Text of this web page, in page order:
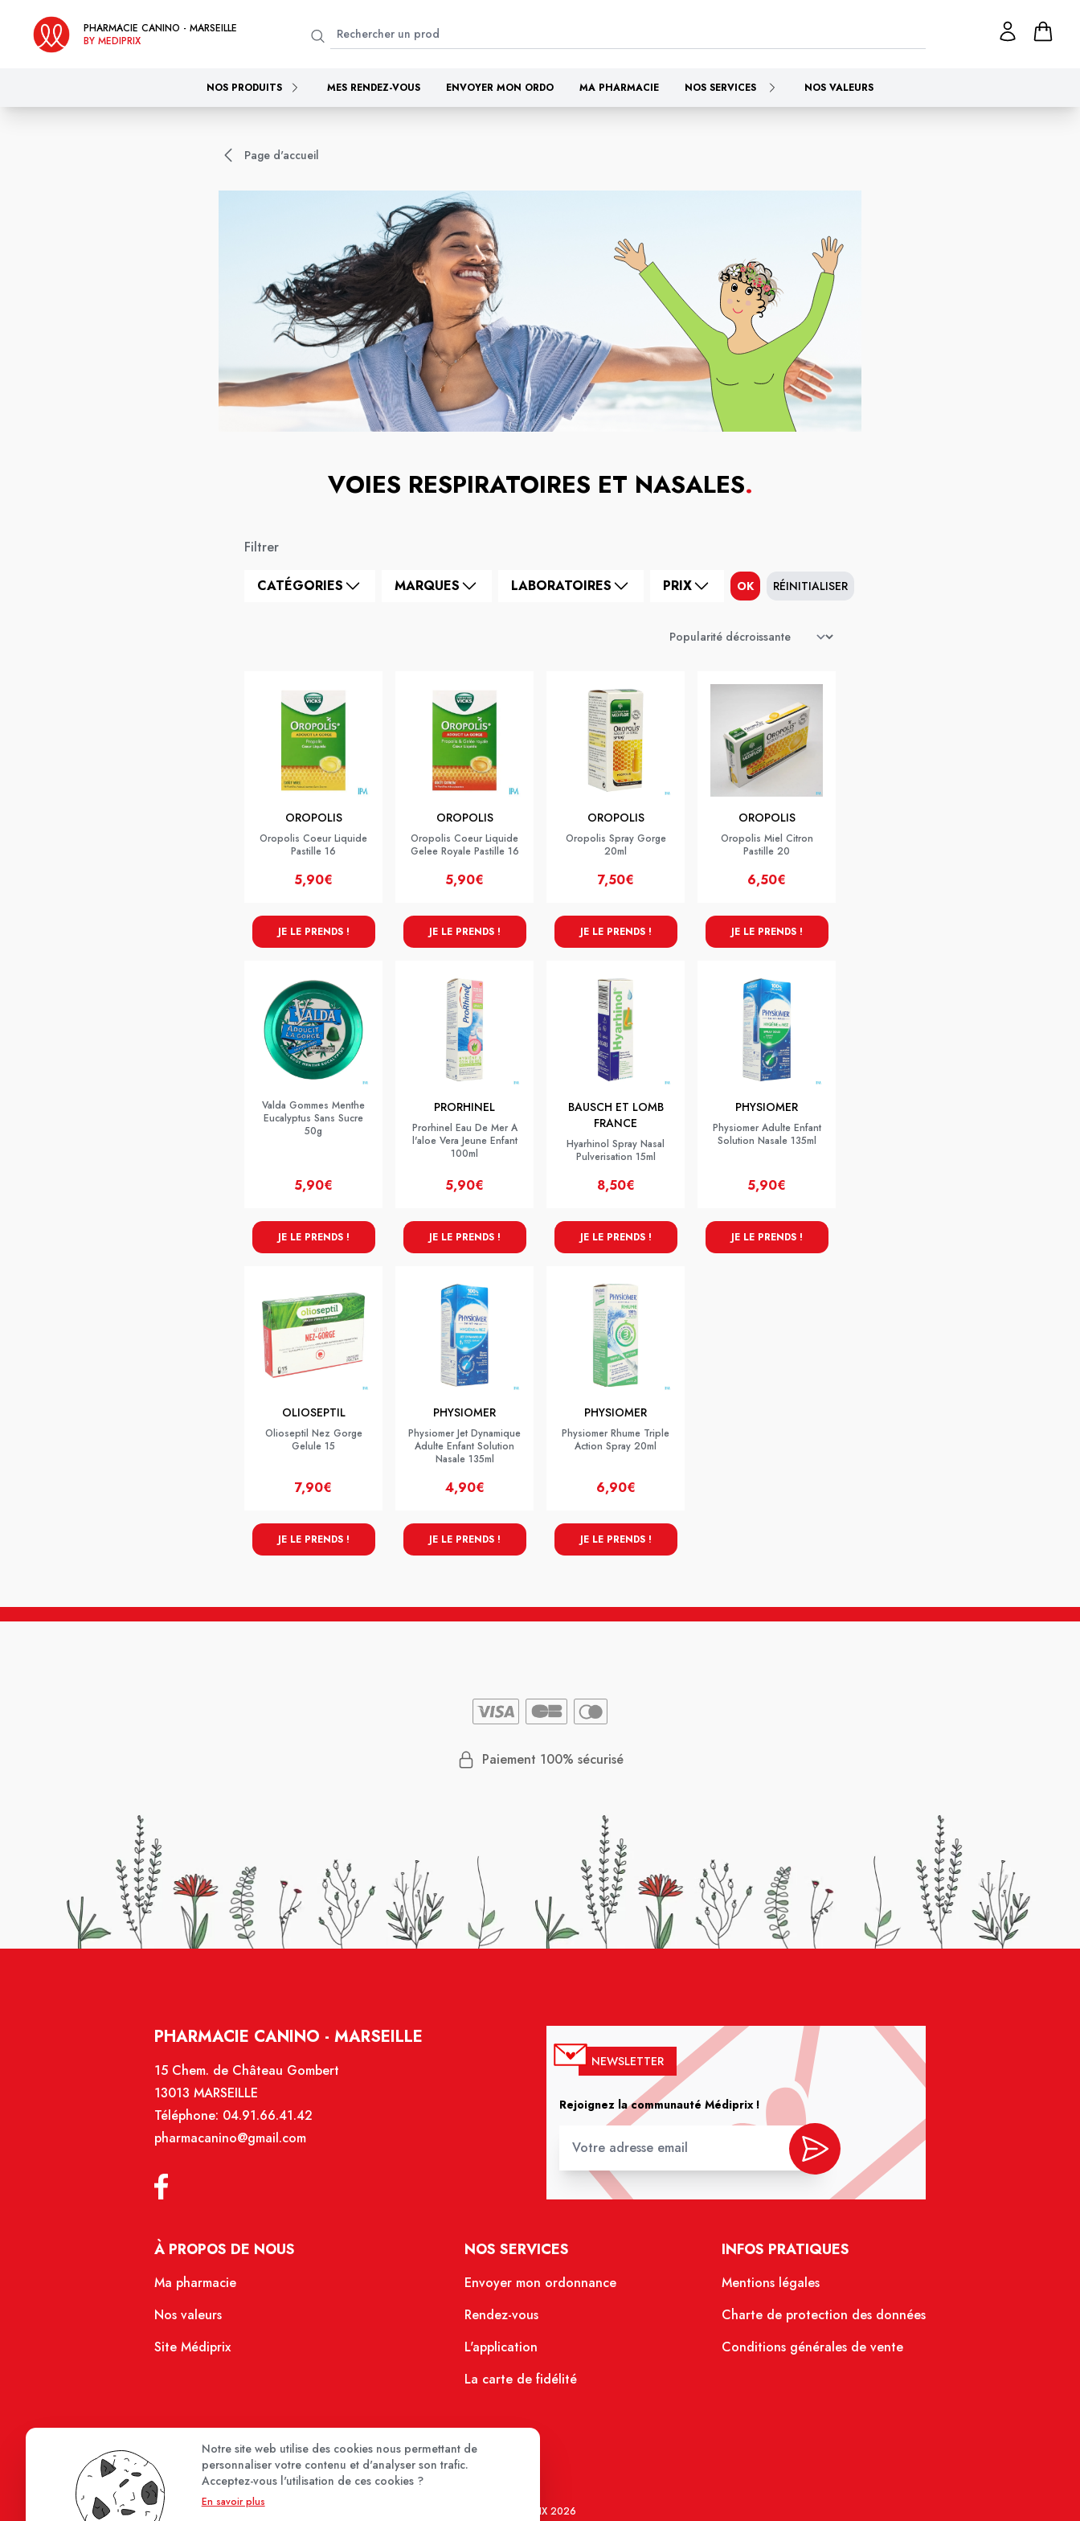
PHARMACIE CANINO - MARSEILLE
BY MEDIPRIX
NOS PRODUITS MES RENDEZ-VOUS ENVOYER MON ORDO MA PHARMACIE NOS SERVICES NOS VALEURS
Page d'accueil
VOIES RESPIRATOIRES ET NASALES.
Filtrer
CATÉGORIES MARQUES LABORATOIRES PRIX OK RÉINITIALISER
OROPOLIS
Oropolis Coeur Liquide
Pastille 16
5,90€
JE LE PRENDS !
OROPOLIS
Oropolis Coeur Liquide
Gelee Royale Pastille 16
5,90€
JE LE PRENDS !
OROPOLIS
Oropolis Spray Gorge
20ml
7,50€
JE LE PRENDS !
OROPOLIS
Oropolis Miel Citron
Pastille 20
6,50€
JE LE PRENDS !
Valda Gommes Menthe
Eucalyptus Sans Sucre
50g
5,90€
JE LE PRENDS !
PRORHINEL
Prorhinel Eau De Mer A
l'aloe Vera Jeune Enfant
100ml
5,90€
JE LE PRENDS !
BAUSCH ET LOMB
FRANCE
Hyarhinol Spray Nasal
Pulverisation 15ml
8,50€
JE LE PRENDS !
PHYSIOMER
Physiomer Adulte Enfant
Solution Nasale 135ml
5,90€
JE LE PRENDS !
OLIOSEPTIL
Olioseptil Nez Gorge
Gelule 15
7,90€
JE LE PRENDS !
PHYSIOMER
Physiomer Jet Dynamique
Adulte Enfant Solution
Nasale 135ml
4,90€
JE LE PRENDS !
PHYSIOMER
Physiomer Rhume Triple
Action Spray 20ml
6,90€
JE LE PRENDS !
Paiement 100% sécurisé
PHARMACIE CANINO - MARSEILLE
15 Chem. de Château Gombert
13013 MARSEILLE
Téléphone: 04.91.66.41.42
pharmacanino@gmail.com
NEWSLETTER
Rejoignez la communauté Médiprix !
À PROPOS DE NOUS
Ma pharmacie
Nos valeurs
Site Médiprix
NOS SERVICES
Envoyer mon ordonnance
Rendez-vous
L'application
La carte de fidélité
INFOS PRATIQUES
Mentions légales
Charte de protection des données
Conditions générales de vente
MEDIPRIX 2026
Notre site web utilise des cookies nous permettant de
personnaliser votre contenu et d'analyser son trafic.
Acceptez-vous l'utilisation de ces cookies ?
En savoir plus